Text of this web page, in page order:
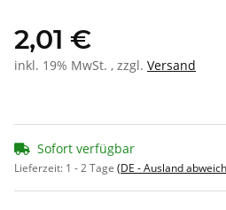
2,01 €
inkl. 19% MwSt. , zzgl. Versand
Sofort verfügbar
Lieferzeit: 1 - 2 Tage (DE - Ausland